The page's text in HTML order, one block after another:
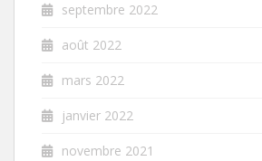
septembre 2022
août 2022
mars 2022
janvier 2022
novembre 2021